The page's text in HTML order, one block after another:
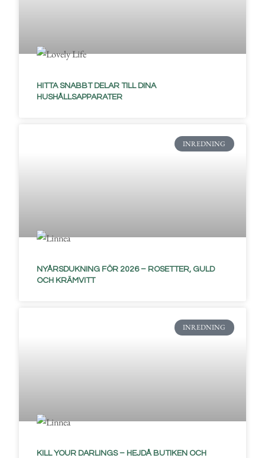
HITTA SNABBT DELAR TILL DINA
HUSHÅLLSAPPARATER
INREDNING
NYÅRSDUKNING FÖR 2026 – ROSETTER, GULD
OCH KRÄMVITT
INREDNING
KILL YOUR DARLINGS – HEJDÅ BUTIKEN OCH